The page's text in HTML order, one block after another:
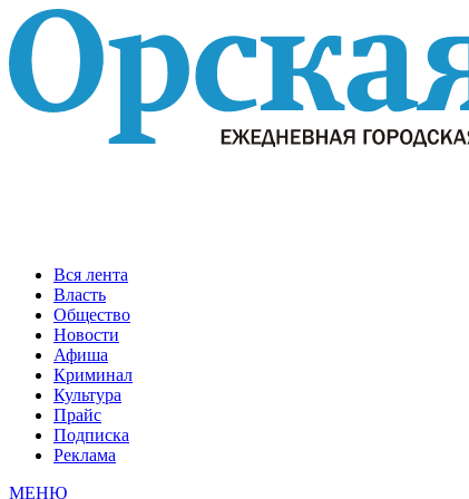
Вся лента
Власть
Общество
Новости
Афиша
Криминал
Культура
Прайс
Подписка
Реклама
МЕНЮ